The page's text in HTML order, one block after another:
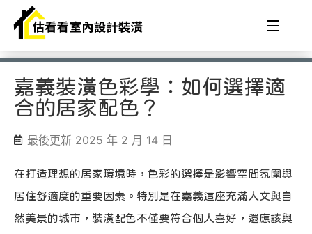
嘉義裝潢色彩學：如何選擇適
合的居家配色？
最後更新 2025 年 2 月 14 日
在打造理想的居家環境時，色彩的選擇是影響空間氛圍與
居住舒適度的重要因素。特別是在嘉義這座充滿人文與自
然美景的城市，裝潢配色不僅要符合個人喜好，還應該與